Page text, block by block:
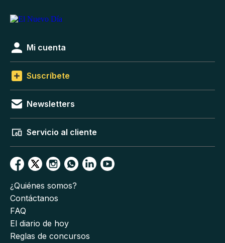
Mi cuenta
Suscríbete
Newsletters
Servicio al cliente
¿Quiénes somos?
Contáctanos
FAQ
El diario de hoy
Reglas de concursos